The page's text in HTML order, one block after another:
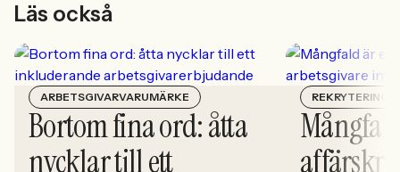
Läs också
ARBETSGIVARVARUMÄRKE
Bortom fina ord: åtta
nycklar till ett
REKRYTERING